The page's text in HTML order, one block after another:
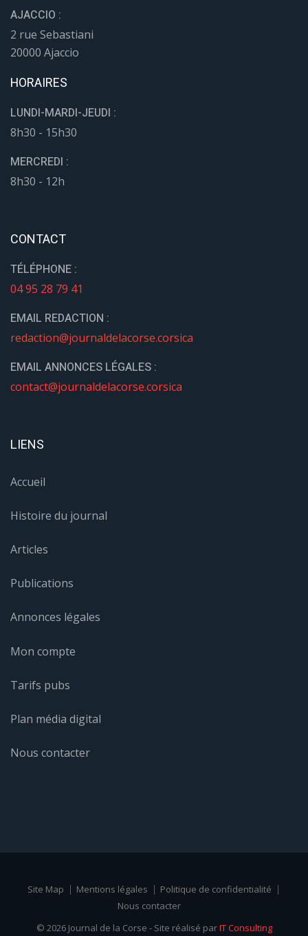
AJACCIO :
2 rue Sebastiani
20000 Ajaccio
HORAIRES
LUNDI-MARDI-JEUDI :
8h30 - 15h30
MERCREDI :
8h30 - 12h
CONTACT
TÉLÉPHONE :
04 95 28 79 41
EMAIL REDACTION :
redaction@journaldelacorse.corsica
EMAIL ANNONCES LÉGALES :
contact@journaldelacorse.corsica
LIENS
Accueil
Histoire du journal
Articles
Publications
Annonces légales
Mon compte
Tarifs pubs
Plan média digital
Nous contacter
Site Map Mentions légales
Politique de confidentialité
Nous contacter
© 2026 Journal de la Corse - Site réalisé parIT Consulting